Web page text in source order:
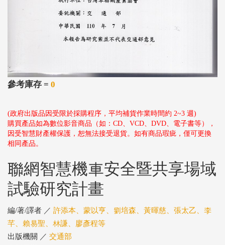
參考庫存 = 0
(政府出版品因受限於採購程序，平均補貨作業時間約 2~3 週)
購買產品如為數位影音商品（如：CD、VCD、DVD、電子書等），
因受智慧財產權保護，恕無法接受退貨。如有商品瑕疵，僅可更換
相同產品。
聯網智慧機車安全暨共享場域
試驗研究計畫
編/著/譯者 ／ 許添本、蒙以亨、劉培森、黃暉慈、張太乙、李
芊、賴易聖、林謙、廖彥程等
出版機關 ／ 交通部